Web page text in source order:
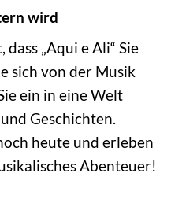
wird
„Aqui e Ali“ Sie
sich von der Musik
ein in eine Welt
Geschichten.
heute und erleben
Abenteuer!